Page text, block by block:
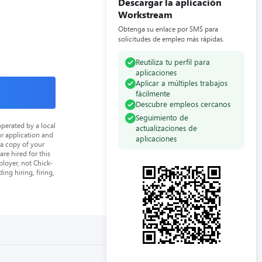
Workstream
Obtenga su enlace por SMS para
solicitudes de empleo más rápidas.
Reutiliza tu perfil para
aplicaciones
Aplicar a múltiples trabajos
fácilmente
Descubre empleos cercanos
Seguimiento de
actualizaciones de
aplicaciones
by a local
application and
copy of your
hired for this
not Chick-
hiring, firing,